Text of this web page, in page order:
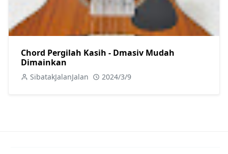
Chord Pergilah Kasih - Dmasiv Mudah
Dimainkan
SibatakJalanJalan 2024/3/9